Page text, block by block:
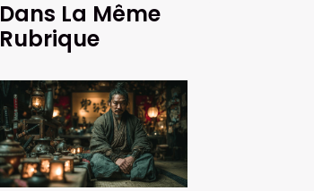
Dans La Même
Rubrique